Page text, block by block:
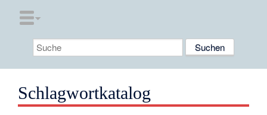
Schlagwortkatalog